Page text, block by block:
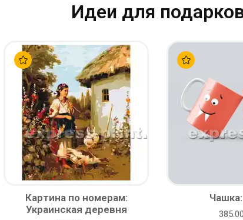
Идеи для
Картина по номерам:
Украинская деревня